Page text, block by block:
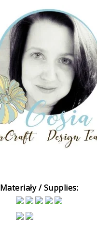
Materiały / Supplies: